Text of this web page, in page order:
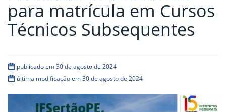
para matrícula em Cursos
Técnicos Subsequentes
publicado em 30 de agosto de 2024
última modificação em 30 de agosto de 2024